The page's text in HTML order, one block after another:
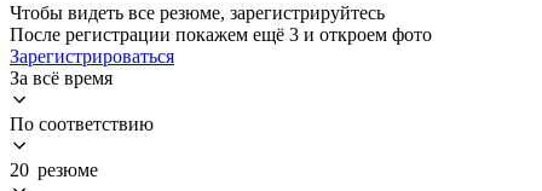
Чтобы видеть все резюме, зарегистрируйтесь
После регистрации покажем ещё 3 и откроем фото
Зарегистрироваться
За всё время
По соответствию
20 резюме